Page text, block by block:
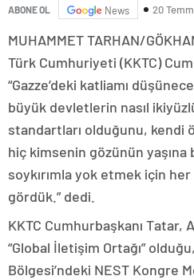
ABONE OL News 20
MUHAMMET TARHAN/
Türk Cumhuriyeti (KKTC)
“Gazze’deki katliamı
büyük devletlerin nasıl
standartları olduğunu, kendi
hiç kimsenin gözünün yaşına
soykırımla yok etmek için
gördük.” dedi.
KKTC Cumhurbaşkanı Tatar,
“Global İletişim Ortağı”
Bölgesi’ndeki NEST Kongre